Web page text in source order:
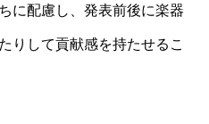
に配慮し、発表前後に楽器
りして貢献感を持たせるこ